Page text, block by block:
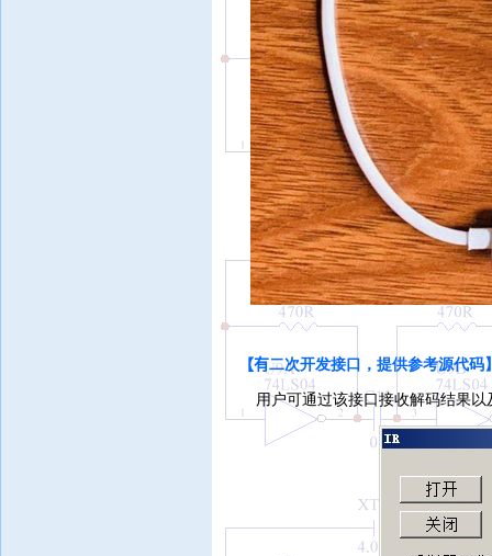
【有二次开发接口，提供参考源代码
用户可通过该接口接收解码结果以